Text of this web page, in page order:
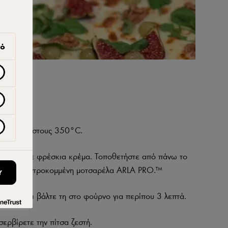
πίτσας στους 350°C.
την με φρέσκια κρέμα. Τοποθετήστε από πάνω το
τη χοντροκομμένη μοτσαρέλα ARLA PRO.™
σύκα και βάλτε τη στο φούρνο για περίπου 3 λεπτά.
την πίτσα ζεστή.